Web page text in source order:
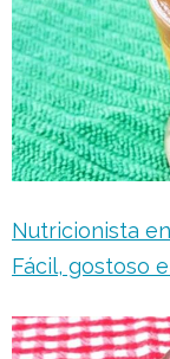
Nutricionista
Fácil, gostoso